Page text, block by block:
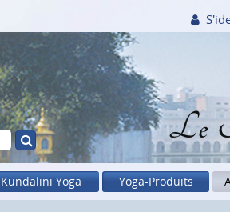
Le
Kundalini Yoga Yoga-Produits